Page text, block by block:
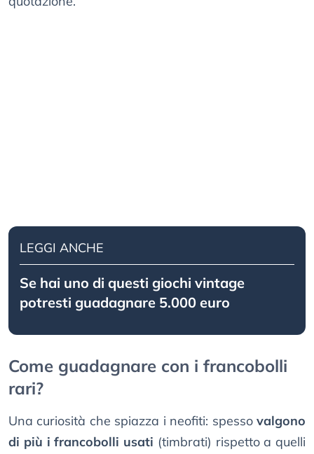
LEGGI ANCHE
Se hai uno di questi giochi vintage
potresti guadagnare 5.000 euro
Come guadagnare con i francobolli
rari?
Una curiosità che spiazza i neofiti: spesso valgono
di più i francobolli usati (timbrati) rispetto a quelli